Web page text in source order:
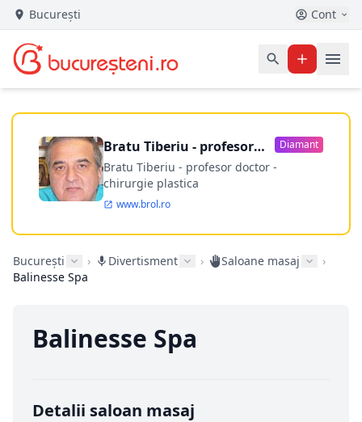
București Cont
Bratu Tiberiu - profesor
doctor
Diamant
Bratu Tiberiu - profesor doctor -
chirurgie plastica
www.brol.ro
București › Divertisment › Saloane masaj
›
Balinesse Spa
Balinesse Spa
Detalii saloan masaj